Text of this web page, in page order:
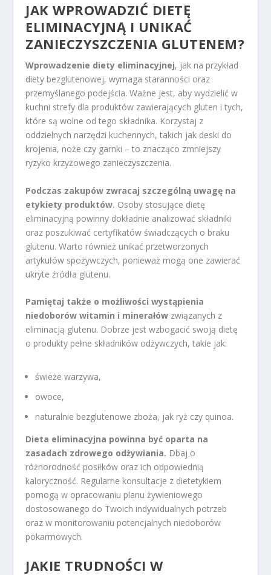
JAK WPROWADZIĆ DIETĘ
ELIMINACYJNĄ I UNIKAĆ
ZANIECZYSZCZENIA GLUTENEM?
Wprowadzenie diety eliminacyjnej, jak na przykład
diety bezglutenowej, wymaga staranności oraz
przemyślanego podejścia. Ważne jest, aby wydzielić w
kuchni strefy dla produktów zawierających gluten i tych,
które są wolne od tego składnika. Korzystaj z
oddzielnych narzędzi kuchennych, takich jak deski do
krojenia, noże czy garnki – to znacząco zmniejszy
ryzyko krzyżowego zanieczyszczenia.
Podczas zakupów zwracaj szczególną uwagę na
etykiety produktów. Osoby stosujące dietę
eliminacyjną powinny dokładnie analizować składniki
oraz poszukiwać certyfikatów świadczących o braku
glutenu. Warto również unikać przetworzonych
artykułów spożywczych, ponieważ mogą one zawierać
ukryte źródła glutenu.
Pamiętaj także o możliwości wystąpienia
niedoborów witamin i minerałów związanych z
eliminacją glutenu. Dobrze jest wzbogacić swoją dietę
o produkty pełne składników odżywczych, takie jak:
świeże warzywa,
owoce,
naturalnie bezglutenowe zboża, jak ryż czy quinoa.
Dieta eliminacyjna powinna być oparta na
zasadach zdrowego odżywiania. Dbaj o
różnorodność posiłków oraz ich odpowiednią
kaloryczność. Regularne konsultacje z dietetykiem
pomogą w opracowaniu planu żywieniowego
dostosowanego do Twoich indywidualnych potrzeb
oraz w monitorowaniu potencjalnych niedoborów
pokarmowych.
JAKIE TRUDNOŚCI W